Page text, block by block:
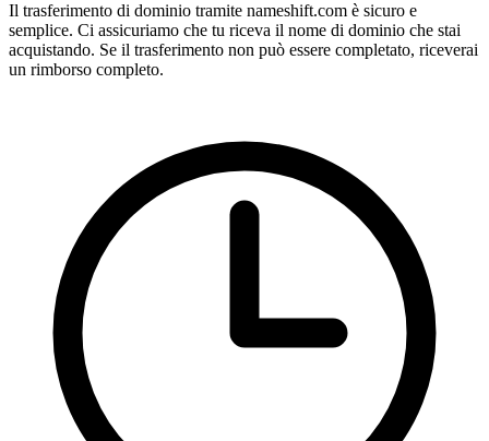
Il trasferimento di dominio tramite nameshift.com è sicuro e
semplice. Ci assicuriamo che tu riceva il nome di dominio che stai
acquistando. Se il trasferimento non può essere completato, riceverai
un rimborso completo.